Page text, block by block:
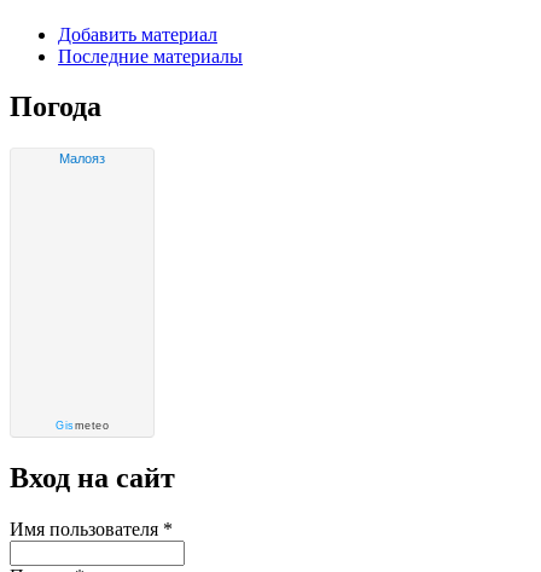
Добавить материал
Последние материалы
Погода
Малояз
Gismeteo
Вход на сайт
Имя пользователя *